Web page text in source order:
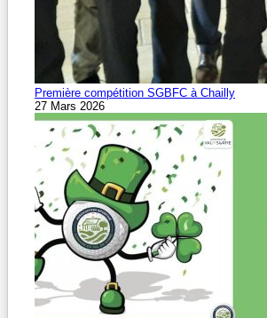
Première compétition SGBFC à Chailly
27 Mars 2026